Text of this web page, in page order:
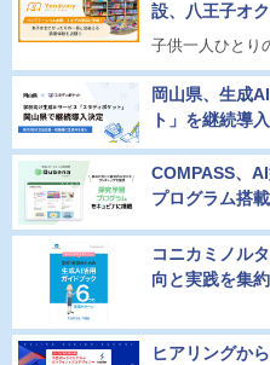
設、八王子オ
子供一人ひとり
岡山県、生成
ト」を継続導入
COMPASS、
プログラム搭載
コニカミノル
向と実践を集
ヒアリングか